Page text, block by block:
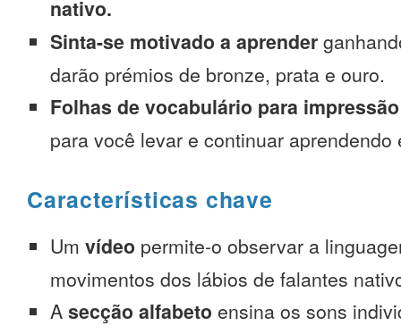
nativo.
Sinta-se motivado a aprender
darão prémios de bronze, prata e ouro.
Folhas de vocabulário para impressão
para você levar e continuar aprendendo
Características chave
Um vídeo permite-o observar a
movimentos dos lábios de falantes
A secção alfabeto ensina os sons